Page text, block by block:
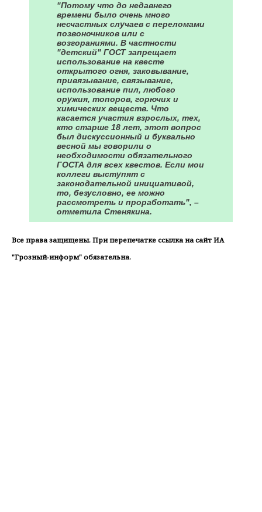
"Потому что до недавнего
времени было очень много
несчастных случаев с переломами
позвоночников или с
возгораниями. В частности
"детский" ГОСТ запрещает
использование на квесте
открытого огня, заковывание,
привязывание, связывание,
использование пил, любого
оружия, топоров, горючих и
химических веществ. Что
касается участия взрослых, тех,
кто старше 18 лет, этот вопрос
был дискуссионный и буквально
весной мы говорили о
необходимости обязательного
ГОСТА для всех квестов. Если мои
коллеги выступят с
законодательной инициативой,
то, безусловно, ее можно
рассмотреть и проработать", –
отметила Стенякина.
Все права защищены. При перепечатке ссылка на сайт ИА
"Грозный-информ" обязательна.